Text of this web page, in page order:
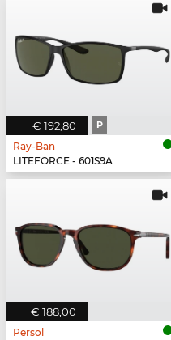
€ 192,80 P
Ray-Ban
LITEFORCE - 601S9A
€ 188,00
Persol